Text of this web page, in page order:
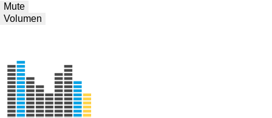
Mute
Volumen